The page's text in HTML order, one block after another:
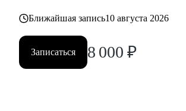
Ближайшая запись10 августа 2026
Записаться 8 000 ₽